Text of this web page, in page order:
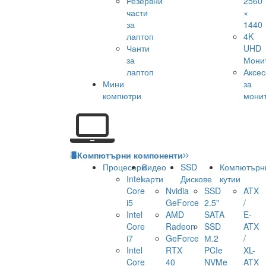
части
за
лаптоп
Чанти
за
лаптоп
Мини
компютри
×
1440
4K
UHD
за
Компютърни компоненти
Процесори
Intel
Core
i5
Intel
Core
i7
Intel
Core
Видео
карти
Nvidia
GeForce
AMD
Radeon
GeForce
RTX
40
SSD
Дискове
SSD
2.5"
SATA
SSD
М.2
PCIe
NVMe
кутии
ATX
/
E-
ATX
/
XL-
ATX